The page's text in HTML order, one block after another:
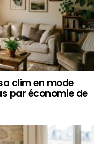
clim en mode
par économie de